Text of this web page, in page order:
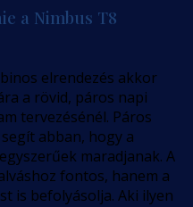
a Nimbus T8
elrendezés akkor
a rövid, páros napi
tervezésénél. Páros
abban, hogy a
maradjanak. A
fontos, hanem a
is befolyásolja. Aki ilyen